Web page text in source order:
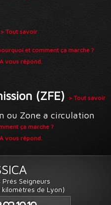
> Tout savoir
et comment ça marche ?
vous répond.
(ZFE) > Tout savoir
ou Zone a circulation
ça marche ?
vous répond.
Seigneurs
kilomètres de Lyon)